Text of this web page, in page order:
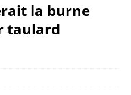
la burne
taulard